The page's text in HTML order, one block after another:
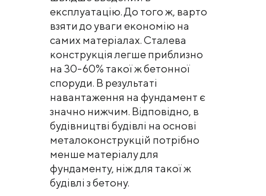
експлуатацію. До того ж, варто
взяти до уваги економію на
самих матеріалах. Сталева
конструкція легше приблизно
на 30-60% такої ж бетонної
споруди. В результаті
навантаження на фундамент є
значно нижчим. Відповідно, в
будівництві будівлі на основі
металоконструкцій потрібно
менше матеріалу для
фундаменту, ніж для такої ж
будівлі з бетону.